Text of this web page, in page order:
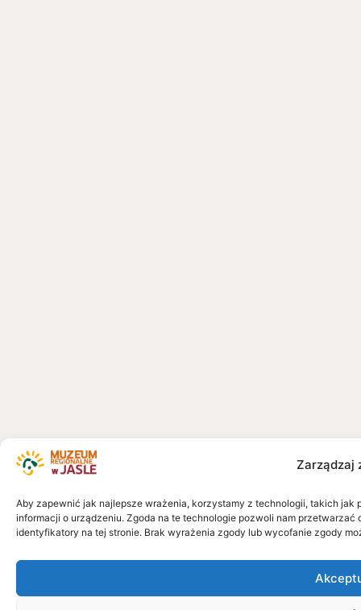
Zarządzaj
Aby zapewnić jak najlepsze wrażenia, korzystamy z technologii, takich
informacji o urządzeniu. Zgoda na te technologie pozwoli nam
identyfikatory na tej stronie. Brak wyrażenia zgody lub wycofanie zgody